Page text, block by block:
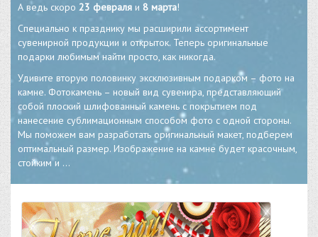
А ведь скоро 23 февраля и 8 марта!
Специально к празднику мы расширили ассортимент
сувенирной продукции и открыток. Теперь оригинальные
подарки любимым найти просто, как никогда.
Удивите вторую половинку эксклюзивным подарком – фото на
камне. Фотокамень – новый вид сувенира, представляющий
собой плоский шлифованный камень с покрытием под
нанесение сублимационным способом фото с одной стороны.
Мы поможем вам разработать оригинальный макет, подберем
оптимальный размер. Изображение на камне будет красочным,
стойким и ...